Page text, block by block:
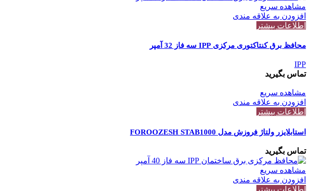
مشاهده سریع
افزودن به علاقه مندی
اطلاعات بیشتر
محافظ برق کنتاکتوری مرکزی IPP سه فاز 32 آمپر
IPP
تماس بگیرید
مشاهده سریع
افزودن به علاقه مندی
اطلاعات بیشتر
استابلایزر ولتاژ فروزش مدل FOROOZESH STAB1000
تماس بگیرید
مشاهده سریع
افزودن به علاقه مندی